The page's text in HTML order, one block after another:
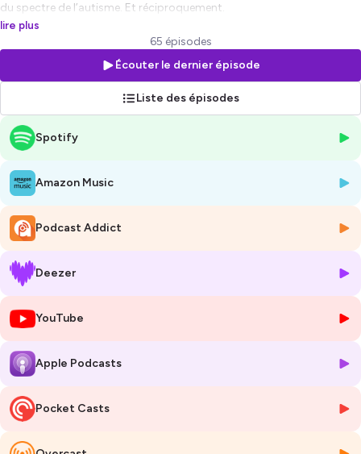
du spectre de l’autisme. Et réciproquement.
Je suis Yaëlle, ou Maya, femme mère et entrepreneuse, pair praticienne
familiale en libéral, entourée de personnes TSA et HPI dans ma famille,
mon entourage, ma vie professionnelle et associative.
🖇️Dans ces chroniques, je vous partage mon expertise d'usage, mon
troubles du neurodéveloppement, et de psychoéducatrice.
🦻A retrouver sur youtube et toutes les plateformes de podcast.
Hébergé par Ausha. Visitez
pour plus d'informations.
lire plus
65 épisodes
Écouter le dernier épisode
Liste des épisodes
Spotify
Amazon Music
Podcast Addict
Deezer
YouTube
Apple Podcasts
Pocket Casts